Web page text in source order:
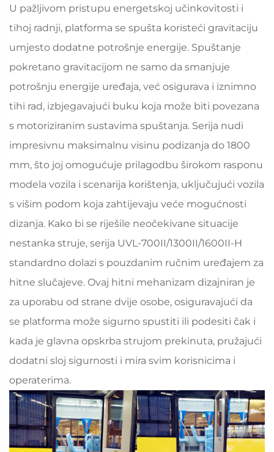
U pažljivom pristupu energetskoj učinkovitosti i
tihoj radnji, platforma se spušta koristeći gravitaciju
umjesto dodatne potrošnje energije. Spuštanje
pokretano gravitacijom ne samo da smanjuje
potrošnju energije uređaja, već osigurava i iznimno
tihi rad, izbjegavajući buku koja može biti povezana
s motoriziranim sustavima spuštanja. Serija nudi
impresivnu maksimalnu visinu podizanja do 1800
mm, što joj omogućuje prilagodbu širokom rasponu
modela vozila i scenarija korištenja, uključujući vozila
s višim podom koja zahtijevaju veće mogućnosti
dizanja. Kako bi se riješile neočekivane situacije
nestanka struje, serija UVL-700II/1300II/1600II-H
standardno dolazi s pouzdanim ručnim uređajem za
hitne slučajeve. Ovaj hitni mehanizam dizajniran je
za uporabu od strane dvije osobe, osiguravajući da
se platforma može sigurno spustiti ili podesiti čak i
kada je glavna opskrba strujom prekinuta, pružajući
dodatni sloj sigurnosti i mira svim korisnicima i
operaterima.